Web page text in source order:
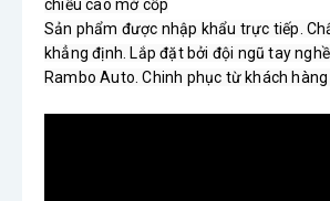
chiều cao mở cốp
Sản phẩm được nhập khẩu trực tiếp.
khẳng định. Lắp đặt bởi đội ngũ tay
Rambo Auto. Chinh phục từ khách